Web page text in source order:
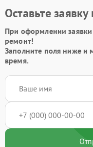
Оставьте
При оформлении
ремонт!
Заполните поля ниже и
время.